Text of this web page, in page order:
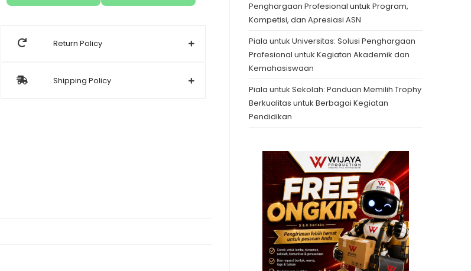
Return Policy
Shipping Policy
Penghargaan Profesional untuk Program,
Kompetisi, dan Apresiasi ASN
Piala untuk Universitas: Solusi Penghargaan
Profesional untuk Kegiatan Akademik dan
Kemahasiswaan
Piala untuk Sekolah: Panduan Memilih Trophy
Berkualitas untuk Berbagai Kegiatan
Pendidikan